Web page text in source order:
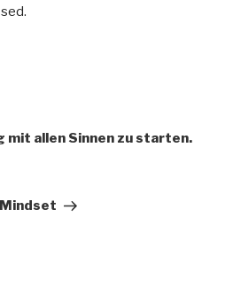
.
mit allen Sinnen zu starten.